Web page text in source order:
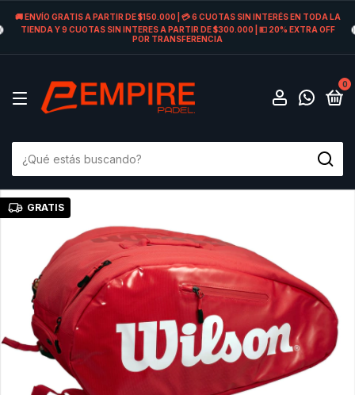
🚚 ENVÍO GRATIS A PARTIR DE $150.000 | 💳 6 CUOTAS SIN INTERÉS EN TODA LA
TIENDA Y 9 CUOTAS SIN INTERES A PARTIR DE $300.000 | 💵 20% EXTRA OFF
POR TRANSFERENCIA
0
GRATIS